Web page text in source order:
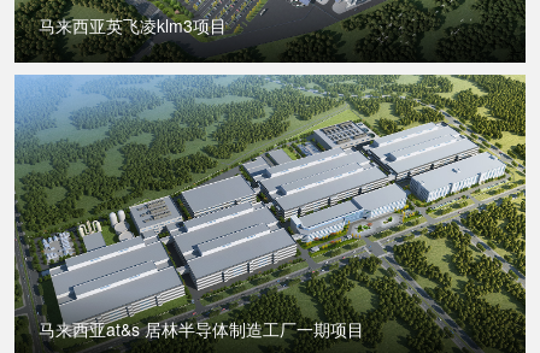
马来西亚英飞凌klm3项目
马来西亚at&s 居林半导体制造工厂一期项目